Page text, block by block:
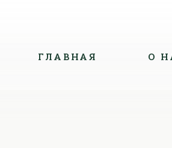
ГЛАВНАЯ О